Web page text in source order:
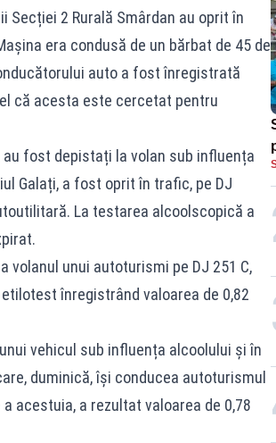
Secției 2 Rurală Smârdan au oprit în
era condusă de un bărbat de 45 de
auto a fost înregistrată
că acesta este cercetat pentru
fost depistați la volan sub influența
Galați, a fost oprit în trafic, pe DJ
La testarea alcoolscopică a
volanul unui autoturismi pe DJ 251 C,
înregistrând valoarea de 0,82
vehicul sub influența alcoolului și în
duminică, îşi conducea autoturismul
acestuia, a rezultat valoarea de 0,78